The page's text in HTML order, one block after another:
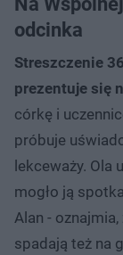
odcinka
Streszczenie
prezentuje się
córkę i
próbuje
lekceważy. Ola
mogło ją
Alan -
spadają też na